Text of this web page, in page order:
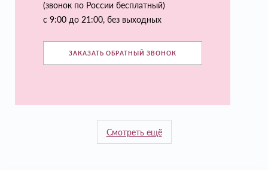
(звонок по России бесплатный)
с 9:00 до 21:00, без выходных
ЗАКАЗАТЬ ОБРАТНЫЙ ЗВОНОК
Смотреть ещё